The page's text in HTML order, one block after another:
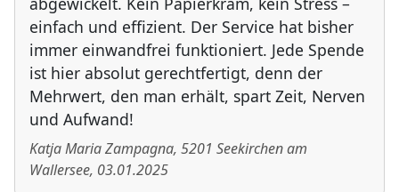
einfach und effizient. Der Service hat bisher
immer einwandfrei funktioniert. Jede Spende
ist hier absolut gerechtfertigt, denn der
Mehrwert, den man erhält, spart Zeit, Nerven
und Aufwand!
Katja Maria Zampagna, 5201 Seekirchen am
Wallersee, 03.01.2025